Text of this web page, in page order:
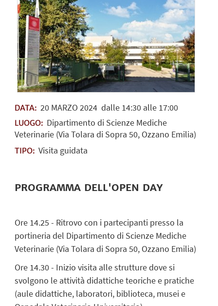
DATA: 20MARZO 2024dalle 14:30 alle 17:00
LUOGO: Dipartimento di Scienze Mediche
Veterinarie (Via Tolara di Sopra 50, Ozzano Emilia)
TIPO: Visita guidata
PROGRAMMA DELL'OPEN DAY
Ore 14.25 - Ritrovo con i partecipanti presso la
portineria del Dipartimento di Scienze Mediche
Veterinarie (Via Tolara di Sopra 50, Ozzano Emilia)
Ore 14.30- Inizio visita alle strutturedove si
svolgono le attività didattiche teoriche e pratiche
(aule didattiche, laboratori, biblioteca, musei e